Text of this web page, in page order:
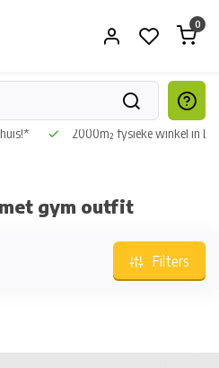
0
2000m² fysieke winkel in
gym outfit
Filters